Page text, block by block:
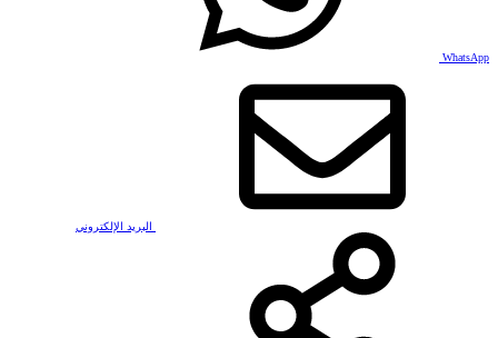
WhatsApp
البريد الإلكتروني